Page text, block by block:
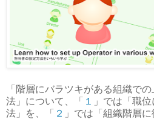
「階層にバラツキがある組織で
法」について、「 １
」では「職
法」を、「 ２ 」では「組織階層